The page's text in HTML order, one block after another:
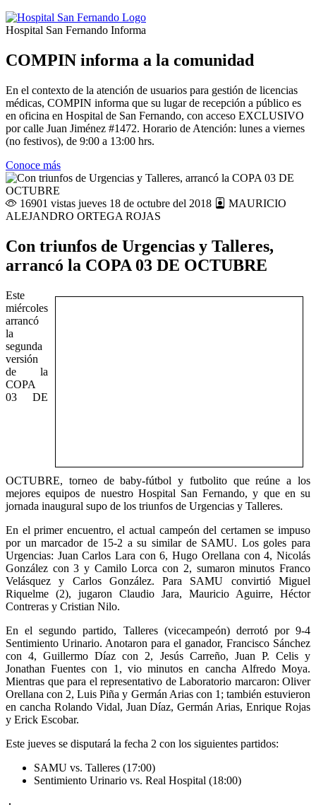
Hospital San Fernando Informa
COMPIN informa a la comunidad
En el contexto de la atención de usuarios para gestión de licencias
médicas, COMPIN informa que su lugar de recepción a público es
en oficina en Hospital de San Fernando, con acceso EXCLUSIVO
por calle Juan Jiménez #1472. Horario de Atención: lunes a viernes
(no festivos), de 9:00 a 13:00 hrs.
Conoce más
16901 vistas jueves 18 de octubre del 2018
MAURICIO
ALEJANDRO ORTEGA ROJAS
Con triunfos de Urgencias y Talleres,
arrancó la COPA 03 DE OCTUBRE
Este
miércoles
arrancó
la
segunda
versión
de la
COPA
03 DE
OCTUBRE, torneo de baby-fútbol y futbolito que reúne a los
mejores equipos de nuestro Hospital San Fernando, y que en su
jornada inaugural supo de los triunfos de Urgencias y Talleres.
En el primer encuentro, el actual campeón del certamen se impuso
por un marcador de 15-2 a su similar de SAMU. Los goles para
Urgencias: Juan Carlos Lara con 6, Hugo Orellana con 4, Nicolás
González con 3 y Camilo Lorca con 2, sumaron minutos Franco
Velásquez y Carlos González. Para SAMU convirtió Miguel
Riquelme (2), jugaron Claudio Jara, Mauricio Aguirre, Héctor
Contreras y Cristian Nilo.
En el segundo partido, Talleres (vicecampeón) derrotó por 9-4
Sentimiento Urinario. Anotaron para el ganador, Francisco Sánchez
con 4, Guillermo Díaz con 2, Jesús Carreño, Juan P. Celis y
Jonathan Fuentes con 1, vio minutos en cancha Alfredo Moya.
Mientras que para el representativo de Laboratorio marcaron: Oliver
Orellana con 2, Luis Piña y Germán Arias con 1; también estuvieron
en cancha Rolando Vidal, Juan Díaz, Germán Arias, Enrique Rojas
y Erick Escobar.
Este jueves se disputará la fecha 2 con los siguientes partidos:
SAMU vs. Talleres (17:00)
Sentimiento Urinario vs. Real Hospital (18:00)